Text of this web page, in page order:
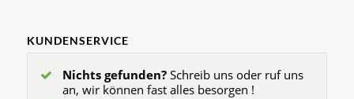
KUNDENSERVICE
Nichts gefunden?Schreib uns oder ruf uns
an, wir können fast alles besorgen !